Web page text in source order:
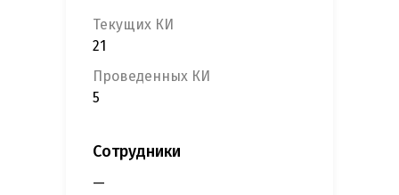
Текущих КИ
21
Проведенных КИ
5
Сотрудники
—